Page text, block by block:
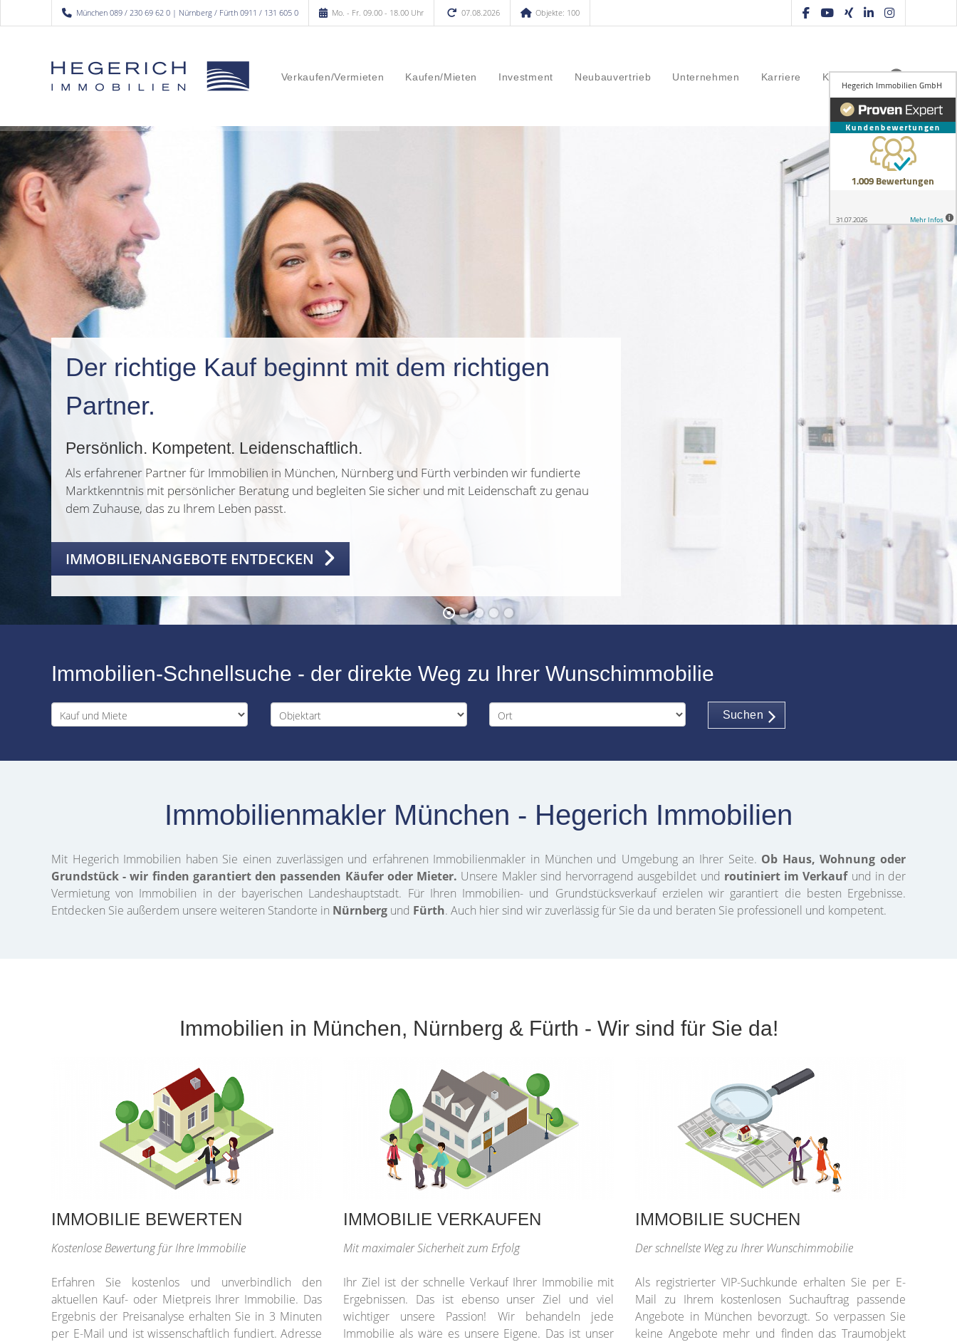
München 089 / 230 69 62 0 | Nürnberg / Fürth 0911 / 131 605 0 Mo. - Fr. 09.00 - 18.00 Uhr 07.08.2026 Objekte: 100
Verkaufen/Vermieten Kaufen/Mieten Investment Neubauvertrieb Unternehmen Karriere Kontakt
Der richtige Kauf beginnt mit dem richtigen
Partner.
Persönlich. Kompetent. Leidenschaftlich.
Als erfahrener Partner für Immobilien in München, Nürnberg und Fürth verbinden wir fundierte
Marktkenntnis mit persönlicher Beratung und begleiten Sie sicher und mit Leidenschaft zu genau
dem Zuhause, das zu Ihrem Leben passt.
IMMOBILIENANGEBOTE ENTDECKEN
Immobilien-Schnellsuche - der direkte Weg zu Ihrer Wunschimmobilie
Suchen
Immobilienmakler München - Hegerich Immobilien
Mit Hegerich Immobilien haben Sie einen zuverlässigen und erfahrenen Immobilienmakler in München und Umgebung an Ihrer Seite. Ob Haus, Wohnung oder
Grundstück - wir finden garantiert den passenden Käufer oder Mieter. Unsere Makler sind hervorragend ausgebildet und routiniert im Verkaufund in der
Vermietung von Immobilien in der bayerischen Landeshauptstadt. Für Ihren Immobilien- und Grundstücksverkauf erzielen wir garantiert die besten Ergebnisse.
Entdecken Sie außerdem unsere weiteren Standorte in Nürnberg und Fürth. Auch hier sind wir zuverlässig für Sie da und beraten Sie professionell und kompetent.
Immobilien in München, Nürnberg & Fürth - Wir sind für Sie da!
IMMOBILIE BEWERTEN
Kostenlose Bewertung für Ihre Immobilie
Erfahren Sie kostenlos und unverbindlich den
aktuellen Kauf- oder Mietpreis Ihrer Immobilie. Das
Ergebnis der Preisanalyse erhalten Sie in 3 Minuten
per E-Mail und ist wissenschaftlich fundiert. Adresse
IMMOBILIE VERKAUFEN
Mit maximaler Sicherheit zum Erfolg
Ihr Ziel ist der schnelle Verkauf Ihrer Immobilie mit
Ergebnissen. Das ist ebenso unser Ziel und viel
wichtiger unsere Passion! Wir behandeln jede
Immobilie als wäre es unsere Eigene. Das ist unser
IMMOBILIE SUCHEN
Der schnellste Weg zu Ihrer Wunschimmobilie
Als registrierter VIP-Suchkunde erhalten Sie per E-
Mail zu Ihrem kostenlosen Suchauftrag passende
Angebote in München bevorzugt. So verpassen Sie
keine Angebote mehr und finden das Traumobjekt